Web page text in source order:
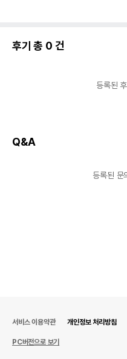
후기 총 0 건
등록된
Q&A
등록된 문
서비스 이용약관 개인정보 처리방침
PC버전으로 보기